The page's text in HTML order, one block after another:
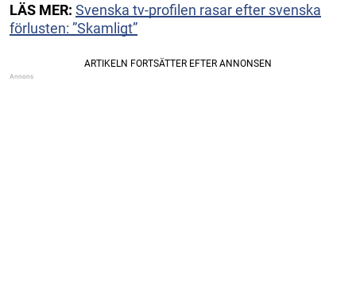
LÄS MER: Svenska tv-profilen rasar efter svenska
förlusten: ”Skamligt”